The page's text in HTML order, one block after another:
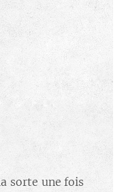
sorte une fois